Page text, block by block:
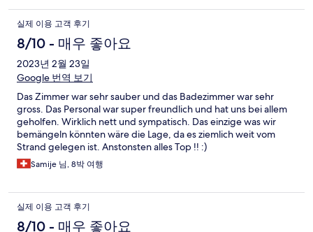
toallas,un solo rollo de papel higiénico también para toda la
estancia.Día de ck out: he pedido algo para comer,pagando
porque ya era tarde para el desayuno,creo que el cocinero me
ha dicho que no tenían nada ni café.Y toda la estancia ha sido:
que no lo sabía, que mi compañero no me ha dicho nada, que
no tenemos ni de eso ni del otro.No sé un poco improvisado
todo.
실제 이용 고객 후기
8/10 - 매우 좋아요
2023년 2월 23일
Google 번역 보기
Das Zimmer war sehr sauber und das Badezimmer war sehr
gross. Das Personal war super freundlich und hat uns bei allem
geholfen. Wirklich nett und sympatisch. Das einzige was wir
bemängeln könnten wäre die Lage, da es ziemlich weit vom
Strand gelegen ist. Anstonsten alles Top !! :)
Samije 님, 8박 여행
실제 이용 고객 후기
8/10 - 매우 좋아요